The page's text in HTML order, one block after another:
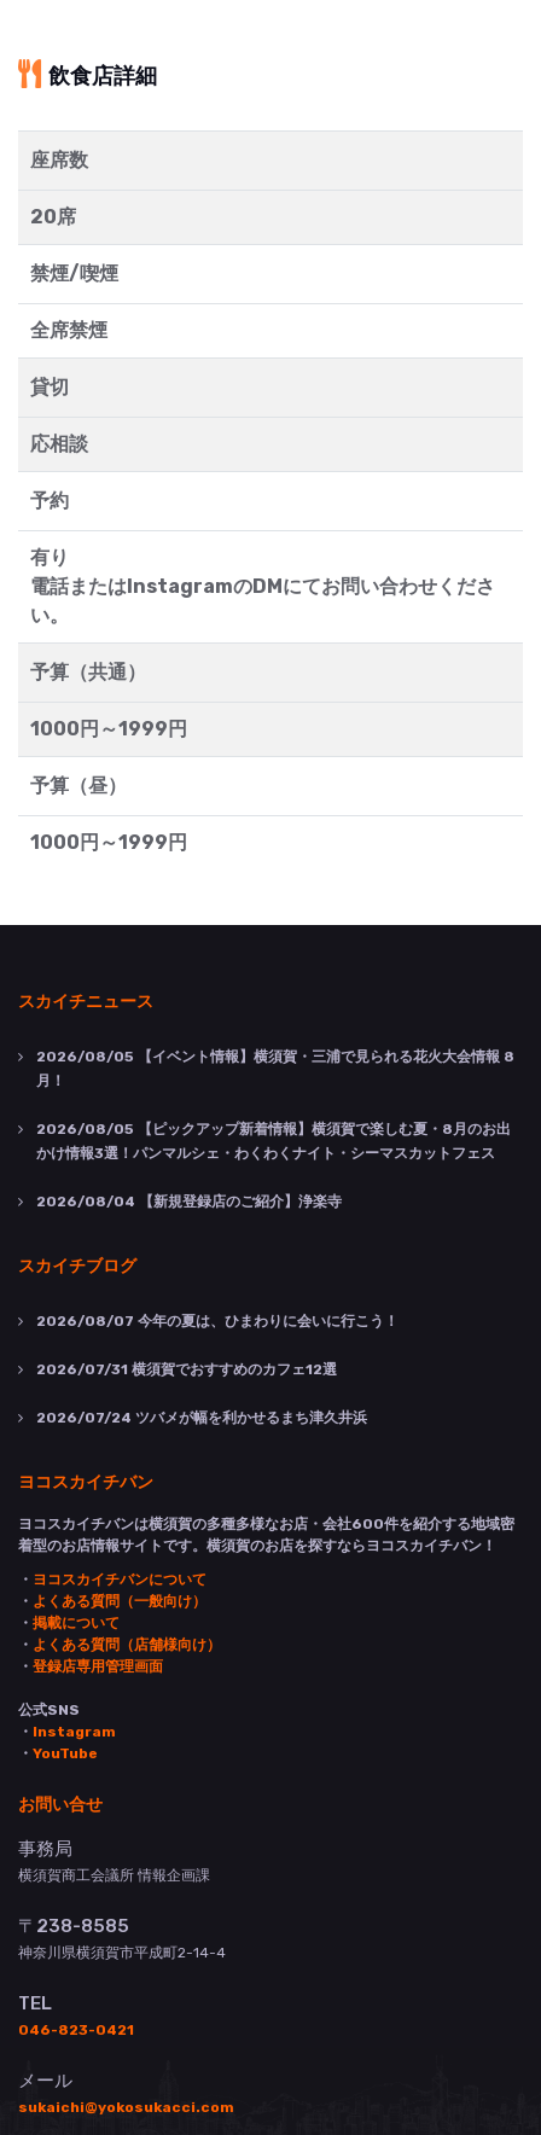
飲食店詳細
座席数
20席
禁煙/喫煙
全席禁煙
貸切
応相談
予約
有り
電話またはInstagramのDMにてお問い合わせくださ
い。
予算（共通）
1000円～1999円
予算（昼）
1000円～1999円
スカイチニュース
2026/08/05 【イベント情報】横須賀・三浦で見られる花火大会情報 8
月！
2026/08/05 【ピックアップ新着情報】横須賀で楽しむ夏・8月のお出
かけ情報3選！パンマルシェ・わくわくナイト・シーマスカットフェス
2026/08/04 【新規登録店のご紹介】浄楽寺
スカイチブログ
2026/08/07 今年の夏は、ひまわりに会いに行こう！
2026/07/31 横須賀でおすすめのカフェ12選
2026/07/24 ツバメが幅を利かせるまち津久井浜
ヨコスカイチバン
ヨコスカイチバンは横須賀の多種多様なお店・会社600件を紹介する地域密
着型のお店情報サイトです。横須賀のお店を探すならヨコスカイチバン！
・ ヨコスカイチバンについて
・ よくある質問（一般向け）
・ 掲載について
・ よくある質問（店舗様向け）
・ 登録店専用管理画面
公式SNS
・ Instagram
・ YouTube
お問い合せ
事務局
横須賀商工会議所 情報企画課
〒238-8585
神奈川県横須賀市平成町2-14-4
TEL
046-823-0421
メール
sukaichi@yokosukacci.com